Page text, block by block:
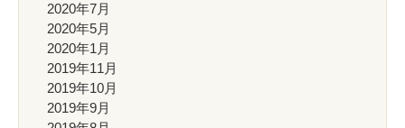
2020年7月
2020年5月
2020年1月
2019年11月
2019年10月
2019年9月